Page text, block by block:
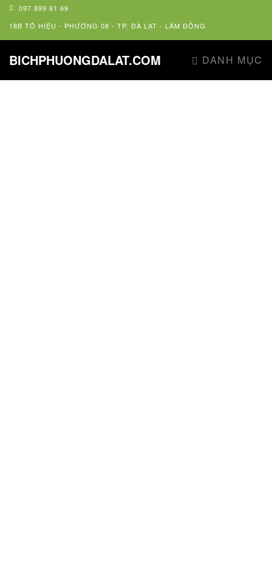
097 899 61 69
18B TÔ HIỆU - PHƯỜNG 08 - TP. ĐÀ LẠT - LÂM ĐỒNG
BICHPHUONGDALAT.COM DANH MỤC